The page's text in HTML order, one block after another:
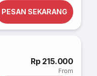
PESAN SEKARANG
Rp 215.000
From